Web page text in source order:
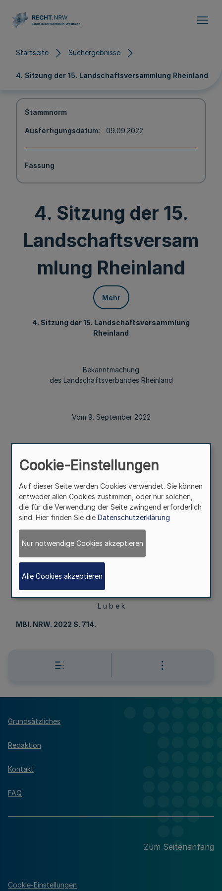
Startseite Suchergebnisse
4. Sitzung der 15. Landschaftsversammlung Rheinland
Stammnorm
Ausfertigungsdatum 09.09.2022
Fassung
4. Sitzung der 15.
Landschaftsversam
mlung Rheinland
Mehr
4. Sitzung der 15. Landschaftsversammlung
Rheinland
Bekanntmachung
des Landschaftsverbandes Rheinland
Vom 9. September 2022
Landschaftsversammlung Rheinland ist im Internet unter
www.bekanntmachungen.lvr.de öffentlich bekannt
gemacht worden.
Köln, den 9. September 2022
Die Direktorin des
L u b e k
MBl. NRW. 2022 S. 714.
Grundsätzliches
Redaktion
Kontakt
FAQ
Zum Seitenanfang
Cookie-Einstellungen
Cookie-Einstellungen
Auf dieser Seite werden Cookies verwendet. Sie können
entweder allen Cookies zustimmen, oder nur solchen,
die für die Verwendung der Seite zwingend erforderlich
sind. Hier finden Sie die Datenschutzerklärung
Nur notwendige Cookies akzeptieren
Alle Cookies akzeptieren